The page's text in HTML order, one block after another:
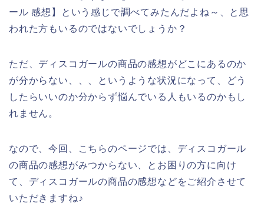
ール 感想】という感じで調べてみたんだよね～、と思
われた方もいるのではないでしょうか？
ただ、ディスコガールの商品の感想がどこにあるのか
が分からない、、、というような状況になって、どう
したらいいのか分からず悩んでいる人もいるのかもし
れません。
なので、今回、こちらのページでは、ディスコガール
の商品の感想がみつからない、とお困りの方に向け
て、ディスコガールの商品の感想などをご紹介させて
いただきますね♪